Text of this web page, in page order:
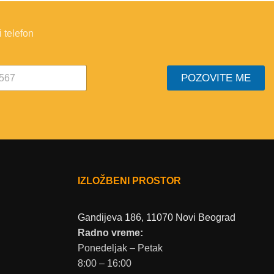
telefon
POZOVITE ME
IZLOŽBENI PROSTOR
Gandijeva 186, 11070 Novi Beograd
Radno vreme:
Ponedeljak – Petak
8:00 – 16:00